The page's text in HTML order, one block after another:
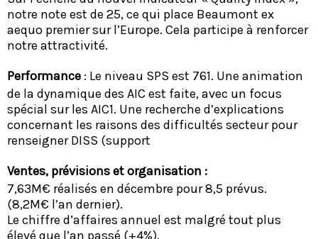
notre note est de 25, ce qui place Beaumont ex
aequo premier sur l’Europe. Cela participe à renforcer
notre attractivité.
Performance : Le niveau SPS est 761. Une animation
de la dynamique des AIC est faite, avec un focus
spécial sur les AIC1. Une recherche d’explications
concernant les raisons des difficultés secteur pour
renseigner DISS (support
Ventes, prévisions et organisation :
7,63M€ réalisés en décembre pour 8,5 prévus.
(8,2M€ l’an dernier).
Le chiffre d’affaires annuel est malgré tout plus
élevé que l’an passé (+4%).